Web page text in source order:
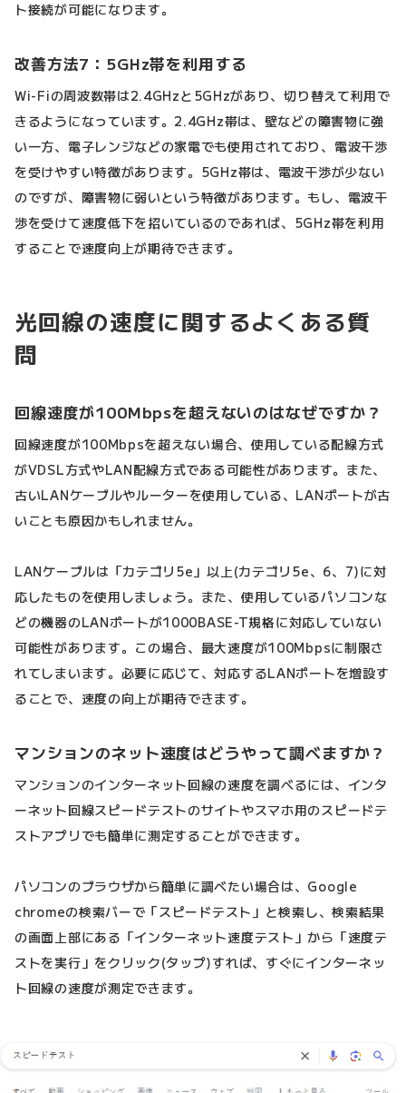
ト接続が可能になります。
改善方法7：5GHz帯を利用する
Wi-Fiの周波数帯は2.4GHzと5GHzがあり、切り替えて利用で
きるようになっています。2.4GHz帯は、壁などの障害物に強
い一方、電子レンジなどの家電でも使用されており、電波干渉
を受けやすい特徴があります。5GHz帯は、電波干渉が少ない
のですが、障害物に弱いという特徴があります。もし、電波干
渉を受けて速度低下を招いているのであれば、5GHz帯を利用
することで速度向上が期待できます。
光回線の速度に関するよくある質
問
回線速度が100Mbpsを超えないのはなぜですか？
回線速度が100Mbpsを超えない場合、使用している配線方式
がVDSL方式やLAN配線方式である可能性があります。また、
古いLANケーブルやルーターを使用している、LANポートが古
いことも原因かもしれません。
LANケーブルは「カテゴリ5e」以上(カテゴリ5e、6、7)に対
応したものを使用しましょう。また、使用しているパソコンな
どの機器のLANポートが1000BASE-T規格に対応していない
可能性があります。この場合、最大速度が100Mbpsに制限さ
れてしまいます。必要に応じて、対応するLANポートを増設す
ることで、速度の向上が期待できます。
マンションのネット速度はどうやって調べますか？
マンションのインターネット回線の速度を調べるには、インタ
ーネット回線スピードテストのサイトやスマホ用のスピードテ
ストアプリでも簡単に測定することができます。
パソコンのブラウザから簡単に調べたい場合は、Google
chromeの検索バーで「スピードテスト」と検索し、検索結果
の画面上部にある「インターネット速度テスト」から「速度テ
ストを実行」をクリック(タップ)すれば、すぐにインターネッ
ト回線の速度が測定できます。